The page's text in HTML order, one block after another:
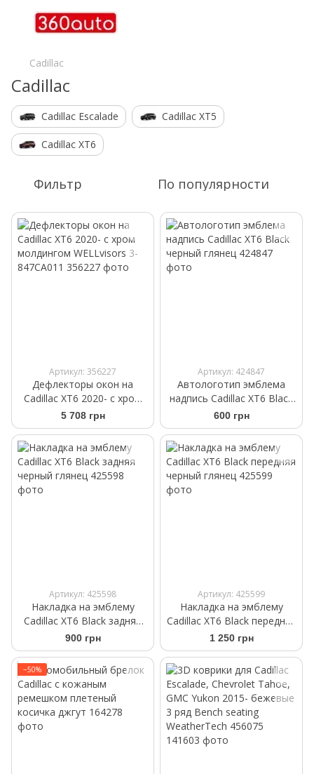
Cadillac
Cadillac
Cadillac Escalade Cadillac XT5
Cadillac XT6
Фильтр По популярности
Артикул: 356227
Дефлекторы окон на
Cadillac XT6 2020- с хром
молдингом WELLvisors 3-
847CA011
5 708 грн
Артикул: 424847
Автологотип эмблема
надпись Cadillac XT6 Black
черный глянец
600 грн
Артикул: 425598
Накладка на эмблему
Cadillac XT6 Black задняя
черный глянец
900 грн
Артикул: 425599
Накладка на эмблему
Cadillac XT6 Black передняя
черный глянец
1 250 грн
−50%